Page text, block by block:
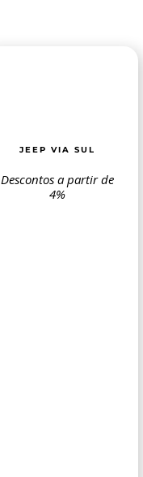
JEEP VIA SUL
Descontos a partir de
4%